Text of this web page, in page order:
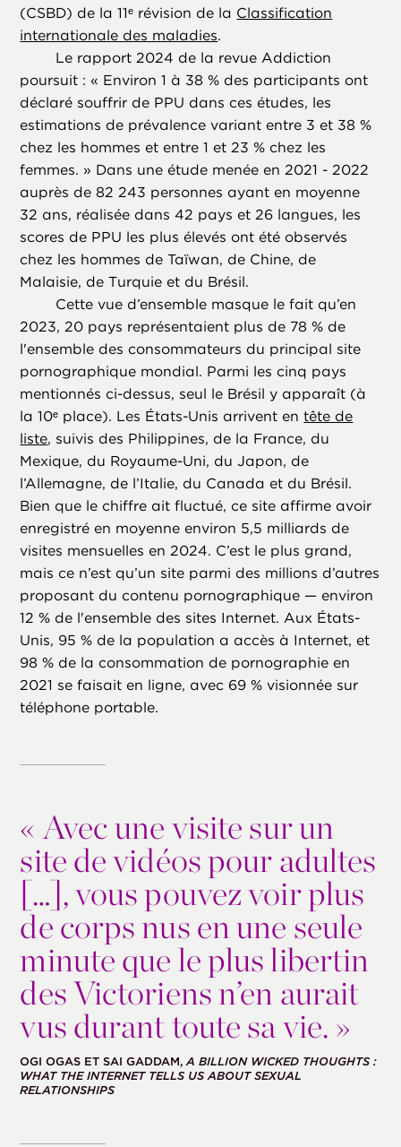
(CSBD) de la 11ᵉ révision de la Classification
internationale des maladies.
Le rapport 2024 de la revue Addiction
poursuit : « Environ 1 à 38 % des participants ont
déclaré souffrir de PPU dans ces études, les
estimations de prévalence variant entre 3 et 38 %
chez les hommes et entre 1 et 23 % chez les
femmes. » Dans une étude menée en 2021 - 2022
auprès de 82 243 personnes ayant en moyenne
32 ans, réalisée dans 42 pays et 26 langues, les
scores de PPU les plus élevés ont été observés
chez les hommes de Taïwan, de Chine, de
Malaisie, de Turquie et du Brésil.
Cette vue d’ensemble masque le fait qu’en
2023, 20 pays représentaient plus de 78 % de
l'ensemble des consommateurs du principal site
pornographique mondial. Parmi les cinq pays
mentionnés ci-dessus, seul le Brésil y apparaît (à
la 10ᵉ place). Les États-Unis arrivent entête de
liste, suivis des Philippines, de la France, du
Mexique, du Royaume-Uni, du Japon, de
l’Allemagne, de l’Italie, du Canada et du Brésil.
Bien que le chiffre ait fluctué, ce site affirme avoir
enregistré en moyenne environ 5,5 milliards de
visites mensuelles en 2024. C’est le plus grand,
mais ce n’est qu’un site parmi des millions d’autres
proposant du contenu pornographique — environ
12 % de l'ensemble des sites Internet. Aux États-
Unis, 95 % de la population a accès à Internet, et
98 % de la consommation de pornographie en
2021 se faisait en ligne, avec 69 % visionnée sur
téléphone portable.
«Avec une visite sur un
site de vidéos pour adultes
[…], vous pouvez voir plus
de corps nus en une seule
minute que le plus libertin
des Victoriens n’en aurait
vus durant toute sa vie. »
OGI OGAS ET SAI GADDAM,A BILLION WICKED THOUGHTS :
WHAT THE INTERNET TELLS US ABOUT SEXUAL
RELATIONSHIPS